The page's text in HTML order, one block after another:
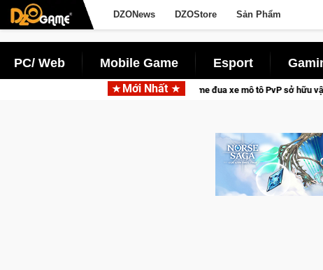
DZONews DZOStore Sản Phẩm
PC/ Web Mobile Game Esport
Mới Nhất
Freedom – Game đua xe mô tô PvP sở hữu vật lý siêu thực